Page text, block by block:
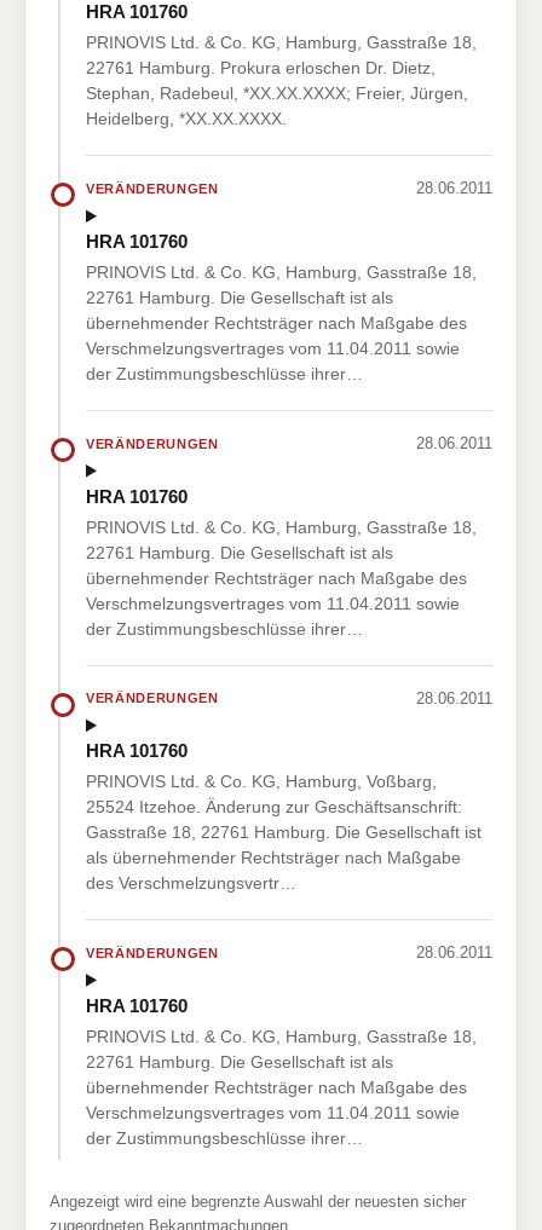
HRA 101760
PRINOVIS Ltd. & Co. KG, Hamburg, Gasstraße 18,
22761 Hamburg. Prokura erloschen Dr. Dietz,
Stephan, Radebeul, *XX.XX.XXXX; Freier, Jürgen,
Heidelberg, *XX.XX.XXXX.
VERÄNDERUNGEN 28.06.2011
HRA 101760
PRINOVIS Ltd. & Co. KG, Hamburg, Gasstraße 18,
22761 Hamburg. Die Gesellschaft ist als
übernehmender Rechtsträger nach Maßgabe des
Verschmelzungsvertrages vom 11.04.2011 sowie
der Zustimmungsbeschlüsse ihrer…
VERÄNDERUNGEN 28.06.2011
HRA 101760
PRINOVIS Ltd. & Co. KG, Hamburg, Gasstraße 18,
22761 Hamburg. Die Gesellschaft ist als
übernehmender Rechtsträger nach Maßgabe des
Verschmelzungsvertrages vom 11.04.2011 sowie
der Zustimmungsbeschlüsse ihrer…
VERÄNDERUNGEN 28.06.2011
HRA 101760
PRINOVIS Ltd. & Co. KG, Hamburg, Voßbarg,
25524 Itzehoe. Änderung zur Geschäftsanschrift:
Gasstraße 18, 22761 Hamburg. Die Gesellschaft ist
als übernehmender Rechtsträger nach Maßgabe
des Verschmelzungsvertr…
VERÄNDERUNGEN 28.06.2011
HRA 101760
PRINOVIS Ltd. & Co. KG, Hamburg, Gasstraße 18,
22761 Hamburg. Die Gesellschaft ist als
übernehmender Rechtsträger nach Maßgabe des
Verschmelzungsvertrages vom 11.04.2011 sowie
der Zustimmungsbeschlüsse ihrer…
Angezeigt wird eine begrenzte Auswahl der neuesten sicher
zugeordneten Bekanntmachungen.